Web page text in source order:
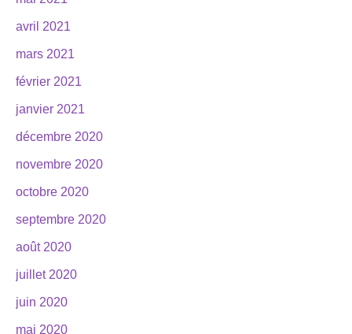
avril 2021
mars 2021
février 2021
janvier 2021
décembre 2020
novembre 2020
octobre 2020
septembre 2020
août 2020
juillet 2020
juin 2020
mai 2020